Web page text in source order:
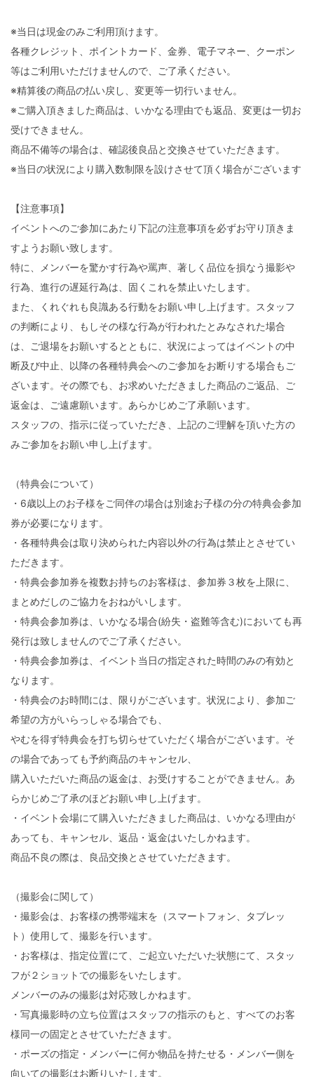
※当日は現金のみご利用頂けます。
各種クレジット、ポイントカード、金券、電子マネー、クーポン
等はご利用いただけませんので、ご了承ください。
※精算後の商品の払い戻し、変更等一切行いません。
※ご購入頂きました商品は、いかなる理由でも返品、変更は一切お
受けできません。
商品不備等の場合は、確認後良品と交換させていただきます。
※当日の状況により購入数制限を設けさせて頂く場合がございます
【注意事項】
イベントへのご参加にあたり下記の注意事項を必ずお守り頂きま
すようお願い致します。
特に、メンバーを驚かす行為や罵声、著しく品位を損なう撮影や
行為、進行の遅延行為は、固くこれを禁止いたします。
また、くれぐれも良識ある行動をお願い申し上げます。スタッフ
の判断により、もしその様な行為が行われたとみなされた場合
は、ご退場をお願いするとともに、状況によってはイベントの中
断及び中止、以降の各種特典会へのご参加をお断りする場合もご
ざいます。その際でも、お求めいただきました商品のご返品、ご
返金は、ご遠慮願います。あらかじめご了承願います。
スタッフの、指示に従っていただき、上記のご理解を頂いた方の
みご参加をお願い申し上げます。
（特典会について）
・6歳以上のお子様をご同伴の場合は別途お子様の分の特典会参加
券が必要になります。
・各種特典会は取り決められた内容以外の行為は禁止とさせてい
ただきます。
・特典会参加券を複数お持ちのお客様は、参加券３枚を上限に、
まとめだしのご協力をおねがいします。
・特典会参加券は、いかなる場合(紛失・盗難等含む)においても再
発行は致しませんのでご了承ください。
・特典会参加券は、イベント当日の指定された時間のみの有効と
なります。
・特典会のお時間には、限りがございます。状況により、参加ご
希望の方がいらっしゃる場合でも、
やむを得ず特典会を打ち切らせていただく場合がございます。そ
の場合であっても予約商品のキャンセル、
購入いただいた商品の返金は、お受けすることができません。あ
らかじめご了承のほどお願い申し上げます。
・イベント会場にて購入いただきました商品は、いかなる理由が
あっても、キャンセル、返品・返金はいたしかねます。
商品不良の際は、良品交換とさせていただきます。
（撮影会に関して）
・撮影会は、お客様の携帯端末を（スマートフォン、タブレッ
ト）使用して、撮影を行います。
・お客様は、指定位置にて、ご起立いただいた状態にて、スタッ
フが２ショットでの撮影をいたします。
メンバーのみの撮影は対応致しかねます。
・写真撮影時の立ち位置はスタッフの指示のもと、すべてのお客
様同一の固定とさせていただきます。
・ポーズの指定・メンバーに何か物品を持たせる・メンバー側を
向いての撮影はお断りいたします。